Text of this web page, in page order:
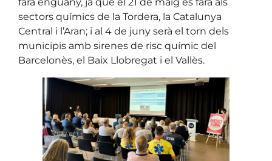
sectors químics de la Tordera, la Catalunya
Central i l’Aran; i al 4 de juny serà el torn dels
municipis amb sirenes de risc químic del
Barcelonès, el Baix Llobregat i el Vallès.